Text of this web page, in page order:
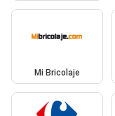
Mi Bricolaje